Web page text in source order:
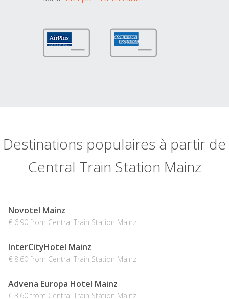
Destinations populaires à partir de
Central Train Station Mainz
Novotel Mainz
€ 6.90 from Central Train Station Mainz
InterCityHotel Mainz
€ 8.60 from Central Train Station Mainz
Advena Europa Hotel Mainz
€ 3.60 from Central Train Station Mainz